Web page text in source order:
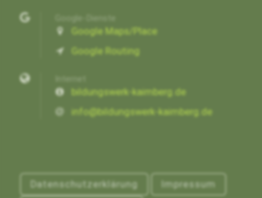
Google Maps/Place
Google Routing
bildungswerk-kaimberg.de
info@bildungswerk-kaimberg.de
Datenschutzerklärung Impressum